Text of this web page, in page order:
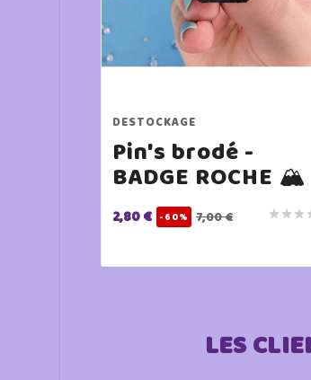
DESTOCKAGE
Pin's brodé -
BADGE ROCHE 🏔️
  
2,80 € -60% 7,00 €
LES